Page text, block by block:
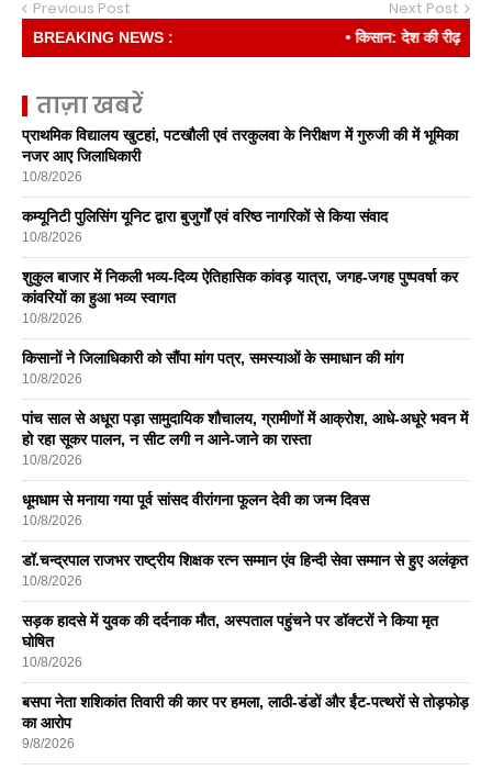
Previous Post Next Post
BREAKING NEWS : • किसान: देश की रीढ़
ताज़ा खबरें
प्राथमिक विद्यालय खुटहां, पटखौली एवं तरकुलवा के निरीक्षण में गुरुजी की में भूमिका
नजर आए जिलाधिकारी
10/8/2026
कम्यूनिटी पुलिसिंग यूनिट द्वारा बुजुर्गों एवं वरिष्ठ नागरिकों से किया संवाद
10/8/2026
शुकुल बाजार में निकली भव्य-दिव्य ऐतिहासिक कांवड़ यात्रा, जगह-जगह पुष्पवर्षा कर
कांवरियों का हुआ भव्य स्वागत
10/8/2026
किसानों ने जिलाधिकारी को सौंपा मांग पत्र, समस्याओं के समाधान की मांग
10/8/2026
पांच साल से अधूरा पड़ा सामुदायिक शौचालय, ग्रामीणों में आक्रोश, आधे-अधूरे भवन में
हो रहा सूकर पालन, न सीट लगी न आने-जाने का रास्ता
10/8/2026
धूमधाम से मनाया गया पूर्व सांसद वीरांगना फूलन देवी का जन्म दिवस
10/8/2026
डॉ.चन्द्रपाल राजभर राष्ट्रीय शिक्षक रत्न सम्मान एंव हिन्दी सेवा सम्मान से हुए अलंकृत
10/8/2026
सड़क हादसे में युवक की दर्दनाक मौत, अस्पताल पहुंचने पर डॉक्टरों ने किया मृत
घोषित
10/8/2026
बसपा नेता शशिकांत तिवारी की कार पर हमला, लाठी-डंडों और ईंट-पत्थरों से तोड़फोड़
का आरोप
9/8/2026